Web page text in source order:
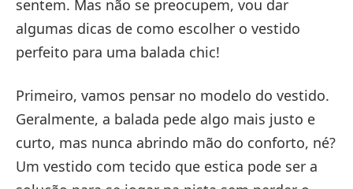
sentem. Mas não se preocupem, vou dar
algumas dicas de como escolher o vestido
perfeito para uma balada chic!
Primeiro, vamos pensar no modelo do vestido.
Geralmente, a balada pede algo mais justo e
curto, mas nunca abrindo mão do conforto, né?
Um vestido com tecido que estica pode ser a